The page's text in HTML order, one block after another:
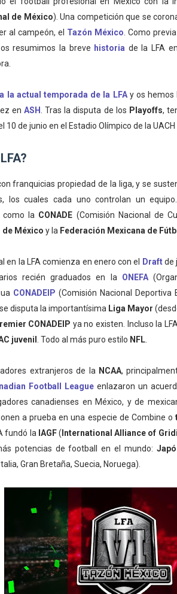
de Fórmula 1 2026 - Lando Norris
de Europa de saltos 2026
Francia femenino 2026 - Etapa 6
Pro Baseball League 2026
de Europa en aguas abiertas
de México). Una competición que se
al campeón, el Tazón México . Como
resumimos la breve historia de la LFA
la actual temporada de la LFAy os hemos
enASH . Tras la disputa de los Playoffs,
10 de junio en el Estadio Olímpico de la UACH
franquicias propiedad de la liga, y se
los cuales cada uno controlan un
como la CONADE (Comisión Nacional de
de México y la Federación Mexicana de
en la LFA comienza en enero con el Draftde
recién graduados en la ONEFA
CONADEIP (Comisión Nacional Deportiva
disputa la importantísima Liga Mayor
CONADEIP ya no existen. Incluso la
juvenil . Todo al más puro estilo NFL.
extranjeros de la NCAA,
Football Leagueenlazaron un
canadienses en México, y de
a prueba en una especie de Combine o
fundó la IAGF( International Alliance of
potencias de football en el mundo:
Gran Bretaña, Suecia, Noruega).